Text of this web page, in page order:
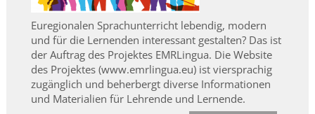
Euregionalen Sprachunterricht lebendig, modern
und für die Lernenden interessant gestalten? Das ist
der Auftrag des Projektes EMRLingua. Die Website
des Projektes (www.emrlingua.eu) ist viersprachig
zugänglich und beherbergt diverse Informationen
und Materialien für Lehrende und Lernende.